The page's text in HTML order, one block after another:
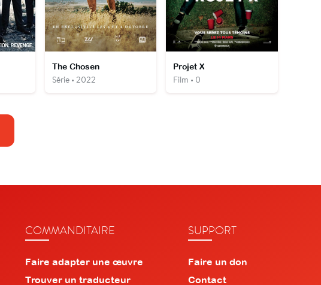
The Chosen
Série • 2022
Projet X
Film • 0
COMMANDITAIRE
Faire adapter une œuvre
Trouver un traducteur
SUPPORT
Faire un don
Contact